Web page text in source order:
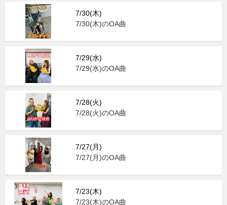
7/30(木)
7/30(木)のOA曲
7/29(水)
7/29(水)のOA曲
7/28(火)
7/28(火)のOA曲
7/27(月)
7/27(月)のOA曲
7/23(木)
7/23(木)のOA曲